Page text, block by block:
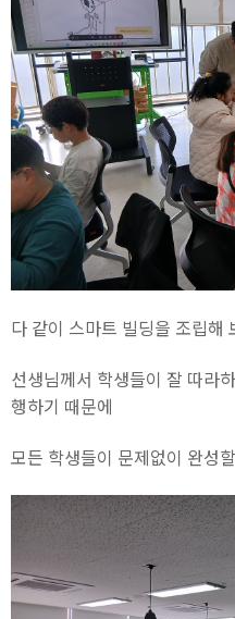
다 같이 스마트 빌딩을 조립해
선생님께서 학생들이 잘 따라
행하기 때문에
모든 학생들이 문제없이 완성